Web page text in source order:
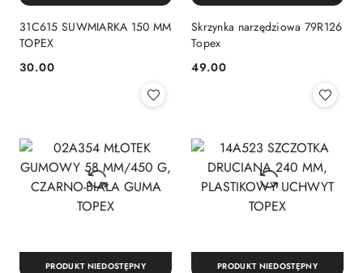
31C615 SUWMIARKA 150 MM
TOPEX
Cena:
30.00
Skrzynka narzędziowa 79R126
Topex
Cena:
49.00
PRODUKT NIEDOSTĘPNY PRODUKT NIEDOSTĘPNY